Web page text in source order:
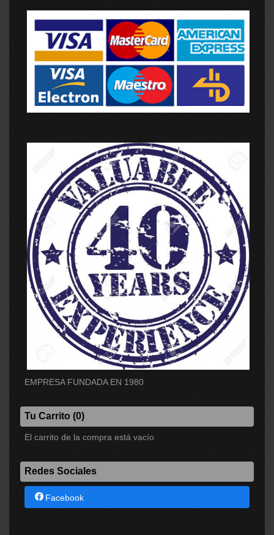
EMPRESA FUNDADA EN 1980
Tu Carrito (0)
El carrito de la compra está vacío
Redes Sociales
Facebook